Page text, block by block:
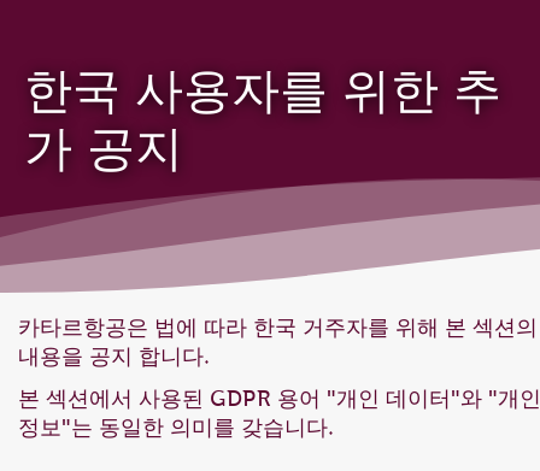
한국 사용자를 위한 추
가 공지
카타르항공은 법에 따라 한국 거주자를 위해 본 섹션의
내용을 공지 합니다.
본 섹션에서 사용된 GDPR 용어 "개인 데이터"와 "개인
정보"는 동일한 의미를 갖습니다.